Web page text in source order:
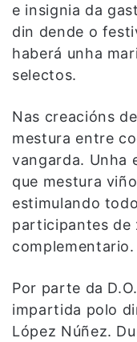
e insignia da
din dende o
haberá unha
selectos.
Nas creacións
mestura entre
vangarda. Unha
que mestura
estimulando
participantes de
complementario.
Por parte da
impartida polo
López Núñez.